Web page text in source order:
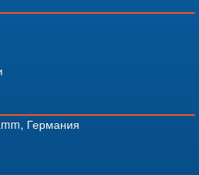
Германия